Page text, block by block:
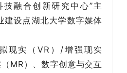
技融合创新研究中心”主
建设点湖北大学数字媒体
现实（VR）/增强现实
（MR）、数字创意与交互